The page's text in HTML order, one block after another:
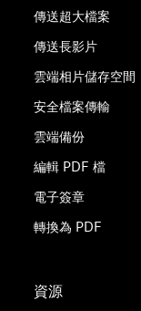
傳送超大檔案
傳送長影片
雲端相片儲存空間
安全檔案傳輸
雲端備份
編輯 PDF 檔
電子簽章
轉換為 PDF
資源